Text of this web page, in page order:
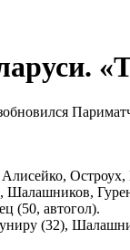
(50, автогол).
(32),